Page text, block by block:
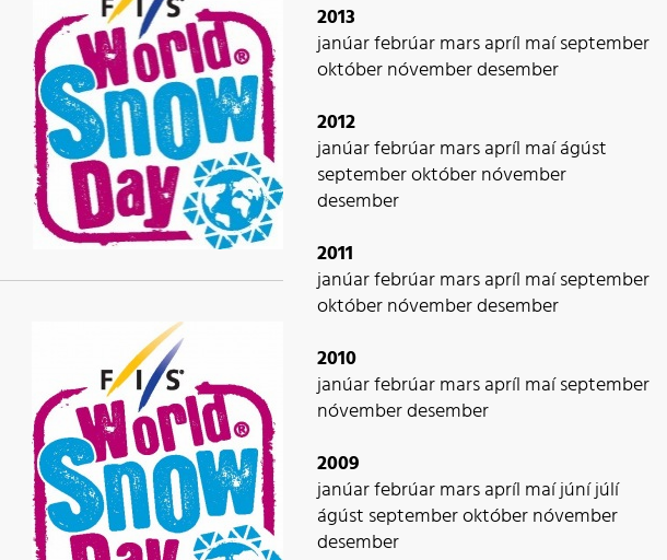
2013
janúarfebrúarmarsapríl maíseptember
októbernóvemberdesember
2012
janúarfebrúarmarsapríl maíágúst
septemberoktóbernóvember
desember
2011
janúarfebrúarmarsapríl maíseptember
októbernóvemberdesember
2010
janúarfebrúarmarsapríl maíseptember
nóvemberdesember
2009
janúarfebrúarmarsapríl maíjúníjúlí
ágúst septemberoktóbernóvember
desember